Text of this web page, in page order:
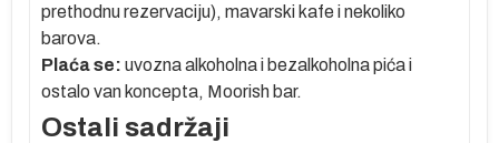
prethodnu rezervaciju), mavarski kafe i nekoliko
barova.
Plaća se: uvozna alkoholna i bezalkoholna pića i
ostalo van koncepta, Moorish bar.
Ostali sadržaji